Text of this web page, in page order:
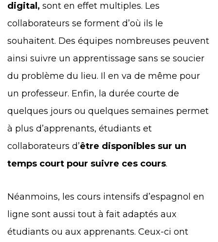
digital, sont en effet multiples. Les
collaborateurs se forment d’où ils le
souhaitent. Des équipes nombreuses peuvent
ainsi suivre un apprentissage sans se soucier
du problème du lieu. Il en va de même pour
un professeur. Enfin, la durée courte de
quelques jours ou quelques semaines permet
à plus d’apprenants, étudiants et
collaborateurs d’être disponibles sur un
temps court pour suivre ces cours.
Néanmoins, les cours intensifs d’espagnol en
ligne sont aussi tout à fait adaptés aux
étudiants ou aux apprenants. Ceux-ci ont